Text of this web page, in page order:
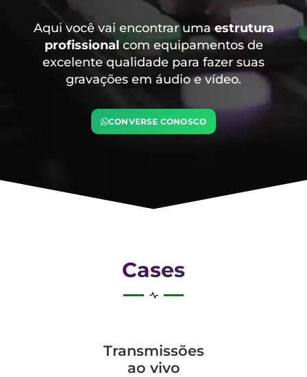
Aqui você vai encontrar uma estrutura
profissional com equipamentos de
excelente qualidade para fazer suas
gravações em áudio e vídeo.
CONVERSE CONOSCO
Cases
Transmis­sões
ao vivo